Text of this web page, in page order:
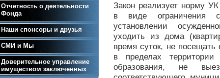
Закон реализует норму
в виде ограничения
установлении
уходить из дома
время суток, не
в пределах территории
образования, не
Отчетность о деятельности
Фонда
Наши спонсоры и друзья
СМИ и Мы
Доверительное управление
имуществом заключенных